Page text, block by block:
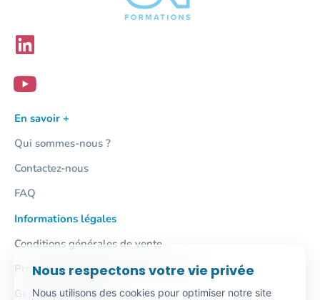
En savoir +
Qui sommes-nous ?
Contactez-nous
FAQ
Informations légales
Conditions générales de vente
Protection des données personnelles
Gestion des cookies
Nous respectons votre vie privée
Nous utilisons des cookies pour optimiser notre site